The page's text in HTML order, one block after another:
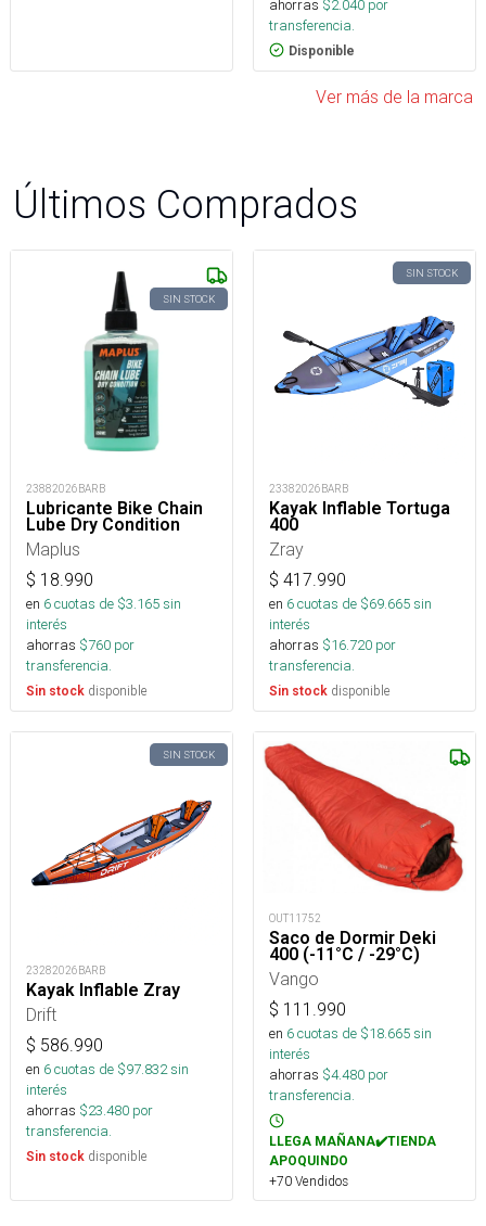
ahorras $2.040 por
transferencia.
Disponible
Ver más de la marca
Últimos Comprados
SIN STOCK
23882026BARB
Lubricante Bike Chain
Lube Dry Condition
Maplus
$ 18.990
en 6cuotas de $3.165sin
interés
ahorras $760 por
transferencia.
Sin stock disponible
SIN STOCK
23382026BARB
Kayak Inflable Tortuga
400
Zray
$ 417.990
en 6cuotas de $69.665sin
interés
ahorras $16.720 por
transferencia.
Sin stock disponible
SIN STOCK
23282026BARB
Kayak Inflable Zray
Drift
$ 586.990
en 6cuotas de $97.832sin
interés
ahorras $23.480 por
transferencia.
Sin stock disponible
OUT11752
Saco de Dormir Deki
400 (-11°C / -29°C)
Vango
$ 111.990
en 6cuotas de $18.665sin
interés
ahorras $4.480 por
transferencia.
LLEGA MAÑANA✔️TIENDA
APOQUINDO
+70 Vendidos